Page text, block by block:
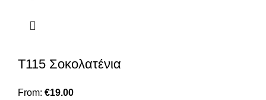
Τ115 Σοκολατένια
From: €19.00